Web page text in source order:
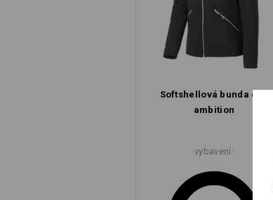
e.s.ambition – to jsou
látkami je kolekce
Softshell­ová bunda e.s.​
ambition
vybavení: